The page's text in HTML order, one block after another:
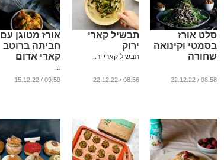
סלט אורז
בסמטי וקינואה
שחורה
08:58 / 22.12.22
תבשיל קארי
ירוק
תבשיל קארי יר...
08:56 / 22.12.22
אורז מטוגן עם
חביתה ברוטב
קארי אדום
...
09:59 / 15.12.22